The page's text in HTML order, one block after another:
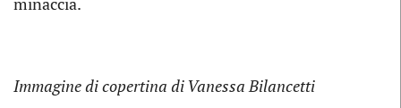
Immagine di copertina di Vanessa Bilancetti